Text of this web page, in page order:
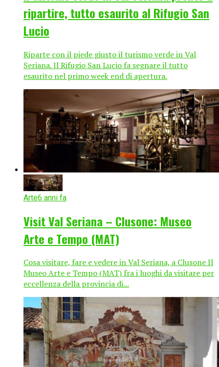
ripartire, tutto esaurito al Rifugio San
Lucio
Riparte con il piede giusto il turismo verde in Val
Seriana. Il Rifugio San Lucio fa segnare il tutto
esaurito nel primo week end di apertura.
Arte6 anni fa
Visit Val Seriana – Clusone: Museo
Arte e Tempo (MAT)
Cosa visitare, fare e vedere in Val Seriana, a Clusone Il
Museo Arte e Tempo (MAT) fra i luoghi da visitare per
eccellenza della provincia di...